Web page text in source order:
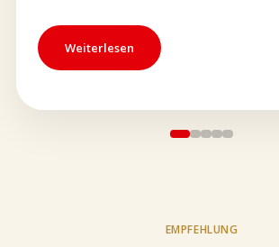
Weiterlesen
EMPFEHLUNG